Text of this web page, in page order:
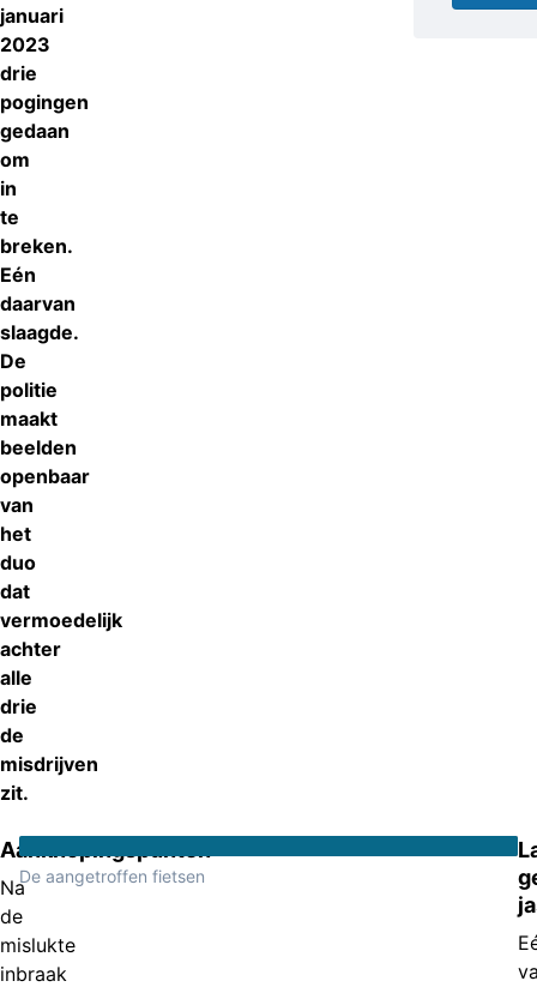
januari
2023
drie
pogingen
gedaan
om
in
te
breken.
Eén
daarvan
slaagde.
De
politie
maakt
beelden
openbaar
van
het
duo
dat
vermoedelijk
achter
alle
drie
de
misdrijven
zit.
Aanknopingspunten
Na
de
mislukte
inbraak
De aangetroffen fietsen